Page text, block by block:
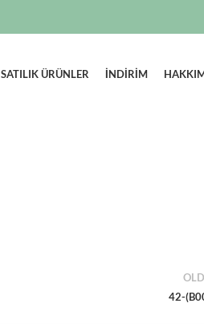
SATILIK ÜRÜNLER İNDİRİM
42-